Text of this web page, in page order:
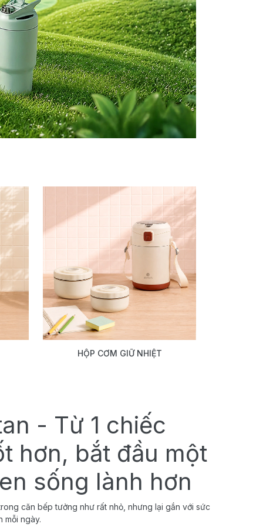
HỘP CƠM GIỮ NHIỆT
- Từ 1 chiếc
hơn, bắt đầu một
sống lành hơn
căn bếp tưởng như rất nhỏ, nhưng lại gắn với sức
mỗi ngày.